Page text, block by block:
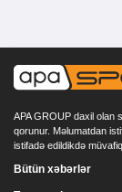
APA GROUP daxil olan
qorunur. Məlumatdan
istifadə edildikdə
Bütün xəbərlər